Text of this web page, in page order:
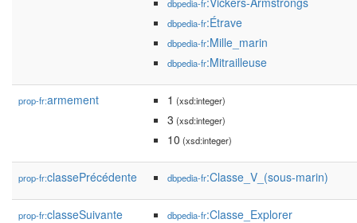
dbpedia-fr
dbpedia-fr:Étrave
dbpedia-fr:Mille_marin
dbpedia-fr:Mitrailleuse
prop-fr:armement 1 (xsd:integer)
3 (xsd:integer)
10 (xsd:integer)
prop-fr:classePrécédente dbpedia-fr:Classe_V_(sous-marin)
prop-fr:classeSuivante dbpedia-fr:Classe_Explorer